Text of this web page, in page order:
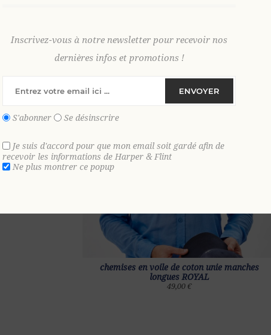
chemises en voile de coton unie manches
longues INCARNAT
chemises en
chemises en voile de coton unie manches
longues ROYAL
49,00 €
Inscrivez-vous à notre newsletter pour recevoir nos
dernières infos et promotions !
ENVOYER
S'abonner Se désinscrire
Je suis d'accord pour que mon email soit gardé afin de
recevoir les informations de Harper & Flint
Ne plus montrer ce popup